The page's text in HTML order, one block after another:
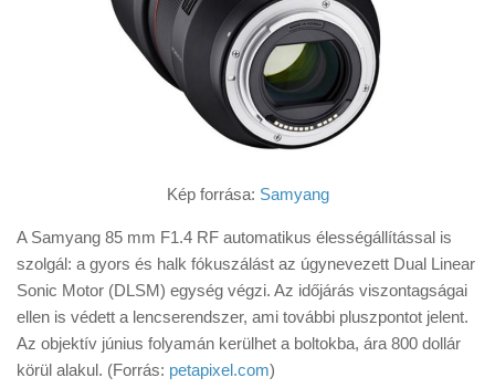
Kép forrása: Samyang
A Samyang 85 mm F1.4 RF automatikus élességállítással is
szolgál: a gyors és halk fókuszálást az úgynevezett Dual Linear
Sonic Motor (DLSM) egység végzi. Az időjárás viszontagságai
ellen is védett a lencserendszer, ami további pluszpontot jelent.
Az objektív június folyamán kerülhet a boltokba, ára 800 dollár
körül alakul. (Forrás: petapixel.com)